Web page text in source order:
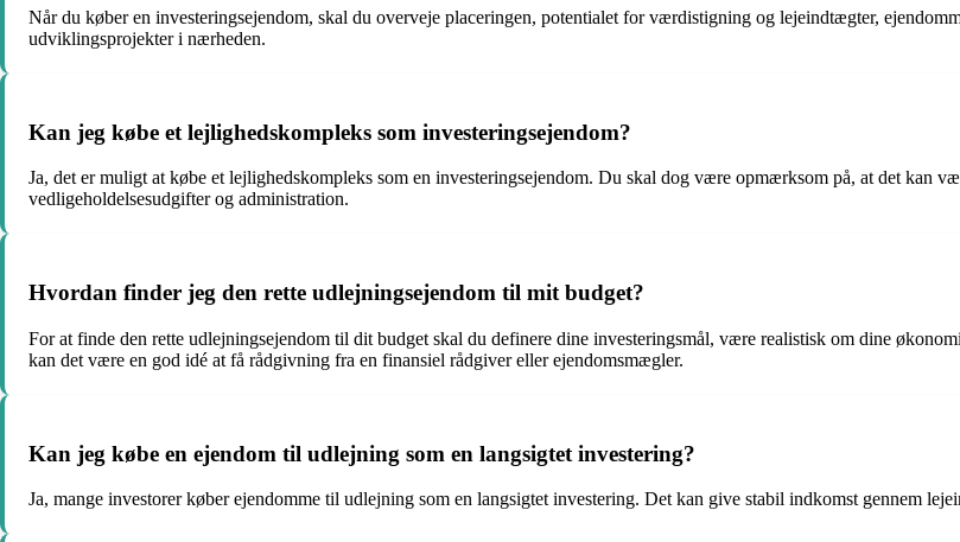
Når du køber en investeringsejendom, skal du overveje placeringen, potentialet for værdistigning og lejeindtægter,
udviklingsprojekter i nærheden.
Kan jeg købe et lejlighedskompleks som investeringsejendom?
Ja, det er muligt at købe et lejlighedskompleks som en investeringsejendom. Du skal dog være opmærksom på, at det kan
vedligeholdelsesudgifter og administration.
Hvordan finder jeg den rette udlejningsejendom til mit budget?
For at finde den rette udlejningsejendom til dit budget skal du definere dine investeringsmål, være realistisk om dine
kan det være en god idé at få rådgivning fra en finansiel rådgiver eller ejendomsmægler.
Kan jeg købe en ejendom til udlejning som en langsigtet investering?
Ja, mange investorer køber ejendomme til udlejning som en langsigtet investering. Det kan give stabil indkomst gennem